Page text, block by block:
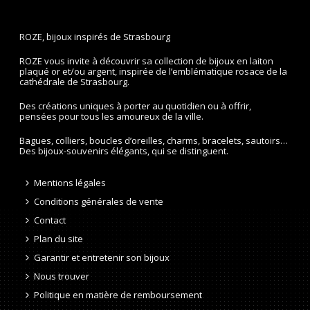
ROZE, bijoux inspirés de Strasbourg
ROZE vous invite à découvrir sa collection de bijoux en laiton
plaqué or et/ou argent, inspirée de l’emblématique rosace de la
cathédrale de Strasbourg.
Des créations uniques à porter au quotidien ou à offrir,
pensées pour tous les amoureux de la ville.
Bagues, colliers, boucles d’oreilles, charms, bracelets, sautoirs…
Des bijoux-souvenirs élégants, qui se distinguent.
Mentions légales
Conditions générales de vente
Contact
Plan du site
Garantir et entretenir son bijoux
Nous trouver
Politique en matière de remboursement